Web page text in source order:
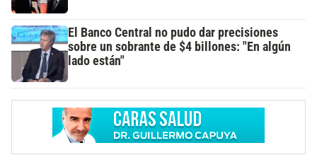
El Banco Central no pudo dar precisiones
sobre un sobrante de $4 billones: "En algún
lado están"